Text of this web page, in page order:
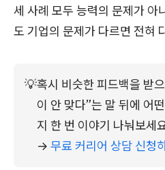
세 사례 모두 능력의 문제가 아
도 기업의 문제가 다르면 전혀
💡혹시 비슷한 피드백을 받
이 안 맞다”는 말 뒤에 어
지 한 번 이야기 나눠보세
→ 무료 커리어 상담 신청